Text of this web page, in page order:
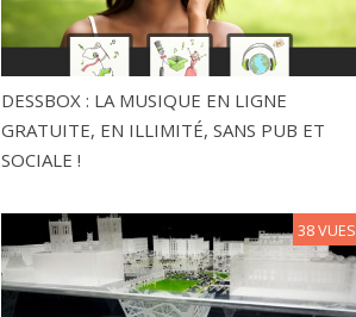
DESSBOX : LA MUSIQUE EN LIGNE
GRATUITE, EN ILLIMITÉ, SANS PUB ET
SOCIALE !
38 VUES